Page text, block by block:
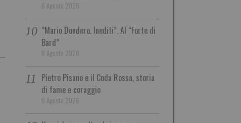
6 Agosto 2026
“Mario Dondero. Inediti”. Al “Forte di
Bard”
6 Agosto 2026
Pietro Pisano e il Coda Rossa, storia
di fame e coraggio
6 Agosto 2026